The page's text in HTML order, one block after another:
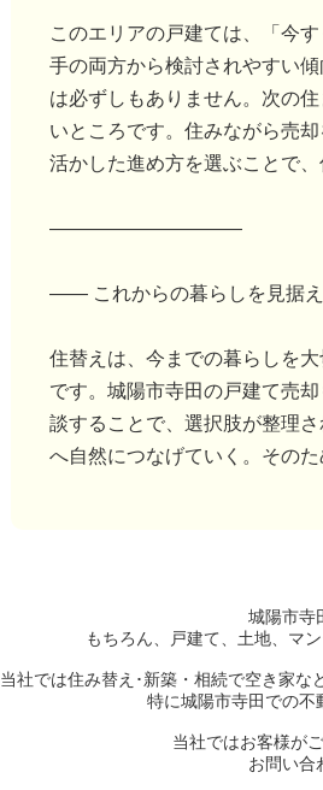
このエリアの戸建ては、「今
手の両方から検討されやすい
は必ずしもありません。次の
いところです。住みながら売
活かした進め方を選ぶことで
――――――――――
―― これからの暮らしを見据
住替えは、今までの暮らしを
です。城陽市寺田の戸建て売
談することで、選択肢が整理
へ自然につなげていく。その
城陽市寺
もちろん、戸建て、土地、マ
当社では住み替え･新築・相続で空き家な
特に城陽市寺田での不
当社ではお客様が
お問い合